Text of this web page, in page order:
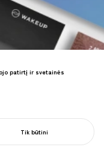
prisidedant prie
augimo.
patirtį ir svetainės
Tik būtini